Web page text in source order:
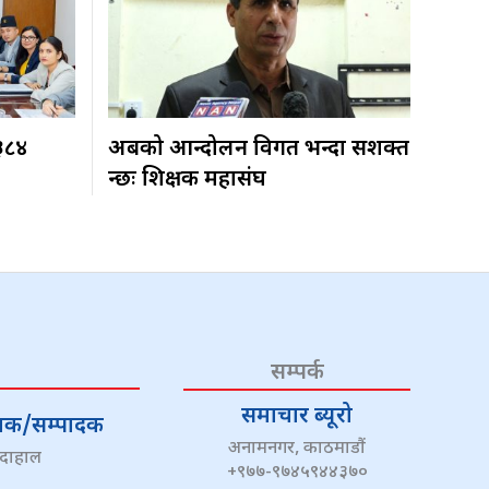
अबको आन्दोलन विगत भन्दा सशक्त
हुन्छः शिक्षक महासंघ
सम्पादक
सम्पर्क
समाचार ब्यूरो
अनामनगर, काठमाडौं
+९७७-९७४५९४४३७०